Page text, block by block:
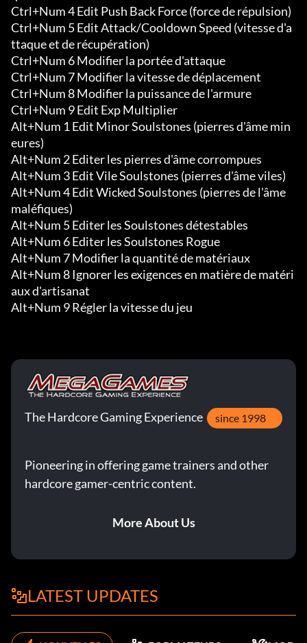
Ctrl+Num 4 Edit Push Back Force (force de répulsion)
Ctrl+Num 5 Edit Attack/Cooldown Speed (vitesse d'a
ttaque et de récupération)
Ctrl+Num 6 Modifier la portée d'attaque
Ctrl+Num 7 Modifier la vitesse de déplacement
Ctrl+Num 8 Modifier la puissance de l'armure
Ctrl+Num 9 Edit Exp Multiplier
Alt+Num 1 Edit Minor Soulstones (pierres d'âme min
eures)
Alt+Num 2 Editer les pierres d'âme corrompues
Alt+Num 3 Edit Vile Soulstones (pierres d'âme viles)
Alt+Num 4 Edit Wicked Soulstones (pierres de l'âme
maléfiques)
Alt+Num 5 Editer les Soulstones détestables
Alt+Num 6 Editer les Soulstones Rogue
Alt+Num 7 Modifier la quantité de matériaux
Alt+Num 8 Ignorer les exigences en matière de matéri
aux d'artisanat
Alt+Num 9 Régler la vitesse du jeu
The Hardcore Gaming Experience since 1998
Pioneering in offering game trainers and other
hardcore gamer-centric content.
More About Us
LATEST UPDATES